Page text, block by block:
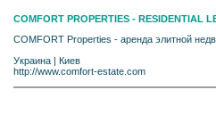
COMFORT PROPERTIES - RESIDENTIAL
COMFORT Properties - аренда элитной
Украина | Киев
http://www.comfort-estate.com